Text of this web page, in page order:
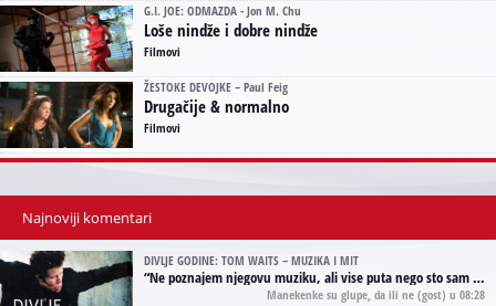
G.I. JOE: ODMAZDA - Jon M. Chu
Loše nindže i dobre nindže
Filmovi
ŽESTOKE DEVOJKE – Paul Feig
Drugačije & normalno
Filmovi
Najnoviji komentari
DIVLJE GODINE: TOM WAITS – MUZIKA I MIT
“Ne poznajem njegovu muziku, ali vise puta nego sto sam to zazeleo gledao sam njegove umjetnicke slike na raznim stranama interneta. Te stoga zakljucujem da je Tom Waits Lady Gaga muzike namrstenih, ma
Manekenke su glupe, da ili ne (gost) u 08:28